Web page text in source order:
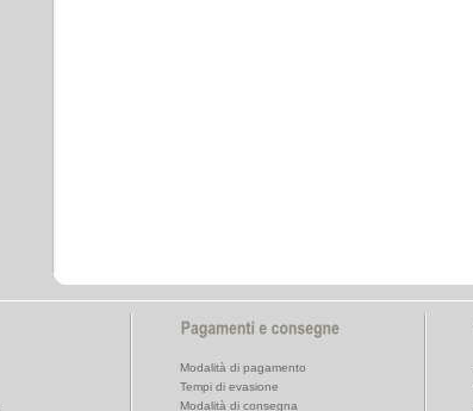
Modalità di pagamento
Tempi di evasione
Modalità di consegna